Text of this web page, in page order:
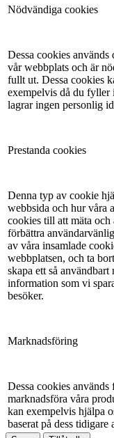
Nödvändiga cookies
Dessa cookies
vår webbplats och är
fullt ut. Dessa cookies
exempelvis då du fyller
lagrar ingen personlig
Prestanda cookies
Denna typ av cookie
webbsida och hur våra
cookies till att mäta och
förbättra
av våra insamlade
webbplatsen, och ta
skapa ett så
information som vi
besöker.
Marknadsföring
Dessa cookies
marknadsföra våra
kan exempelvis hjälpa
baserat på dess